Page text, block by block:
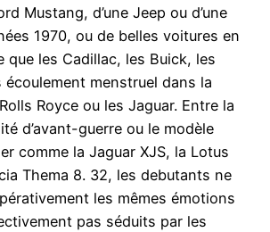
Mustang, d’une Jeep ou d’une
1970, ou de belles voitures en
que les Cadillac, les Buick, les
menstruel dans la
Royce ou les Jaguar. Entre la
d’avant-guerre ou le modèle
comme la Jaguar XJS, la Lotus
Thema 8. 32, les debutants ne
les mêmes émotions
pas séduits par les